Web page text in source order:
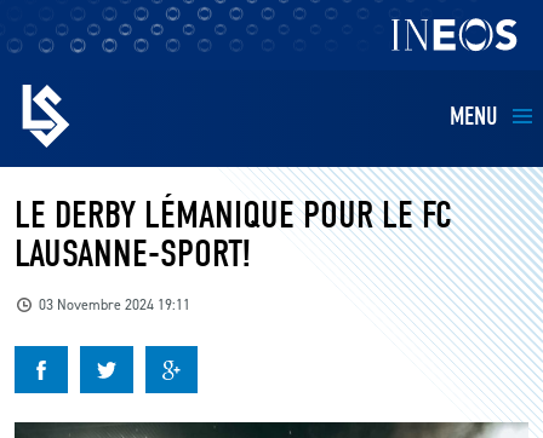
MENU
EQUIPES
BILLETTERIE
KIDS
LE DERBY LÉMANIQUE POUR LE FC
LAUSANNE-SPORT!
03 Novembre 2024 19:11